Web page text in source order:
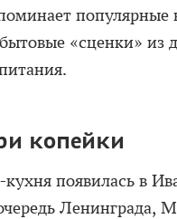
популярные
«сценки» из
копейки
появилась в
Ленинграда,